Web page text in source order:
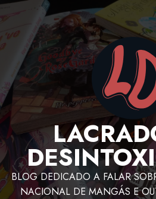
BLOG DEDICADO A FALAR
NACIONAL DE MANGÁS E